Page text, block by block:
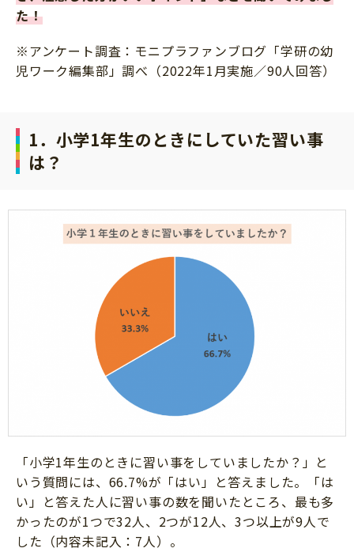
た！
※アンケート調査：モニプラファンブログ「学研の幼
児ワーク編集部」調べ（2022年1月実施／90人回答）
1．小学1年生のときにしていた習い事
は？
「小学1年生のときに習い事をしていましたか？」と
いう質問には、66.7%が「はい」と答えました。「は
い」と答えた人に習い事の数を聞いたところ、最も多
かったのが1つで32人、2つが12人、3つ以上が9人で
した（内容未記入：7人）。